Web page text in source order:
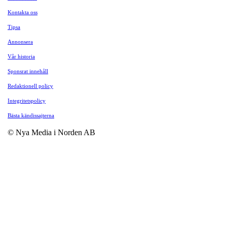
Kontakta oss
Tipsa
Annonsera
Vår historia
Sponsrat innehåll
Redaktionell policy
Integritetspolicy
Bästa kändissajterna
© Nya Media i Norden AB